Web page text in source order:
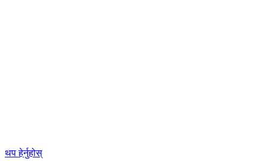
थप हेर्नुहोस्